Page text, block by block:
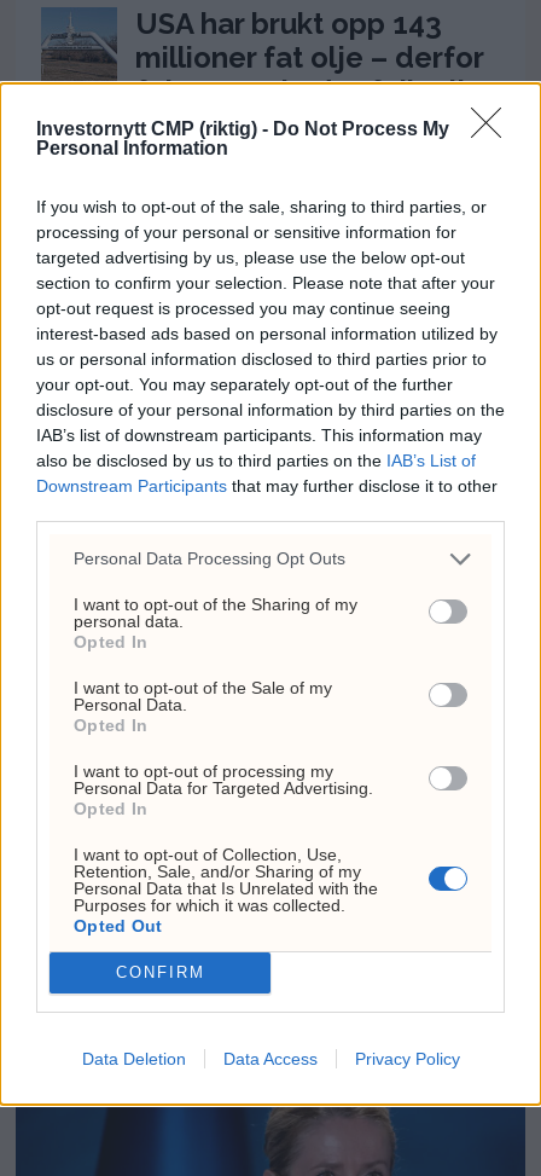
Investornytt CMP (riktig) - Do Not Process My
Personal Information
If you wish to opt-out of the sale, sharing to third parties, or
processing of your personal or sensitive information for
targeted advertising by us, please use the below opt-out
section to confirm your selection. Please note that after your
opt-out request is processed you may continue seeing
interest-based ads based on personal information utilized by
us or personal information disclosed to third parties prior to
your opt-out. You may separately opt-out of the further
disclosure of your personal information by third parties on the
IAB’s list of downstream participants. This information may
also be disclosed by us to third parties on the IAB’s List of
Downstream Participants that may further disclose it to other
Personal Data Processing Opt Outs
I want to opt-out of the Sharing of my
personal data.
Opted In
I want to opt-out of the Sale of my
Personal Data.
Opted In
I want to opt-out of processing my
Personal Data for Targeted Advertising.
Opted In
I want to opt-out of Collection, Use,
Retention, Sale, and/or Sharing of my
Personal Data that Is Unrelated with the
Purposes for which it was collected.
Opted Out
CONFIRM
Data Deletion Data Access Privacy Policy
USA har brukt opp 143
millioner fat olje – derfor
følger markedet feil tall
6. august 2026 - 11:29
migranter presser Spanias
grense og setter Sánchez
under press
31. juli 2026 - 18:08
Hvorfor døde Olaf Tufte?
Hjertestans,
vaksinespørsmål og
toppidrettens risiko
Circio henter RNA-
veteran til styret før
klinisk satsing i genterapi
Ukens aksje: Kan ta av
2. august 2026 - 12:17
fra First House for
«Trump-VM»-podkast –
Rødts Mímir Kristjánsson
raser
22. juli 2026 - 09:00